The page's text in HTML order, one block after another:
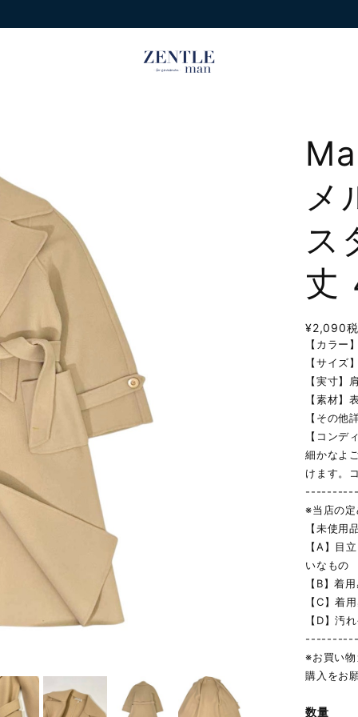
メ
ス
丈
¥2,090
【カラー
【サイズ
【実寸
【素材
【その他
【コンデ
細かなよ
けます。
※当店の
【未使用
【A】目
いなもの
【B】着
【C】着
【D】汚
※お買い
購入をお
数量